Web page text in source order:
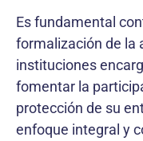
Es fundamental
formalización de la
instituciones
fomentar la
protección de su
enfoque integral y